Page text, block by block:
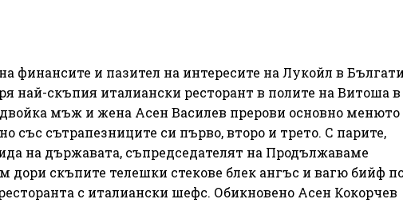
финансите и пазител на интересите на Лукойл в
най-скъпия италиански ресторант в полите на Витоша в
мъж и жена Асен Василев прерови основно менюто
със сътрапезниците си първо, второ и трето. С парите,
на държавата, съпредседателят на Продължаваме
дори скъпите телешки стекове блек ангъс и вагю бийф
с италиански шефс. Обикновено Асен Кокорчев